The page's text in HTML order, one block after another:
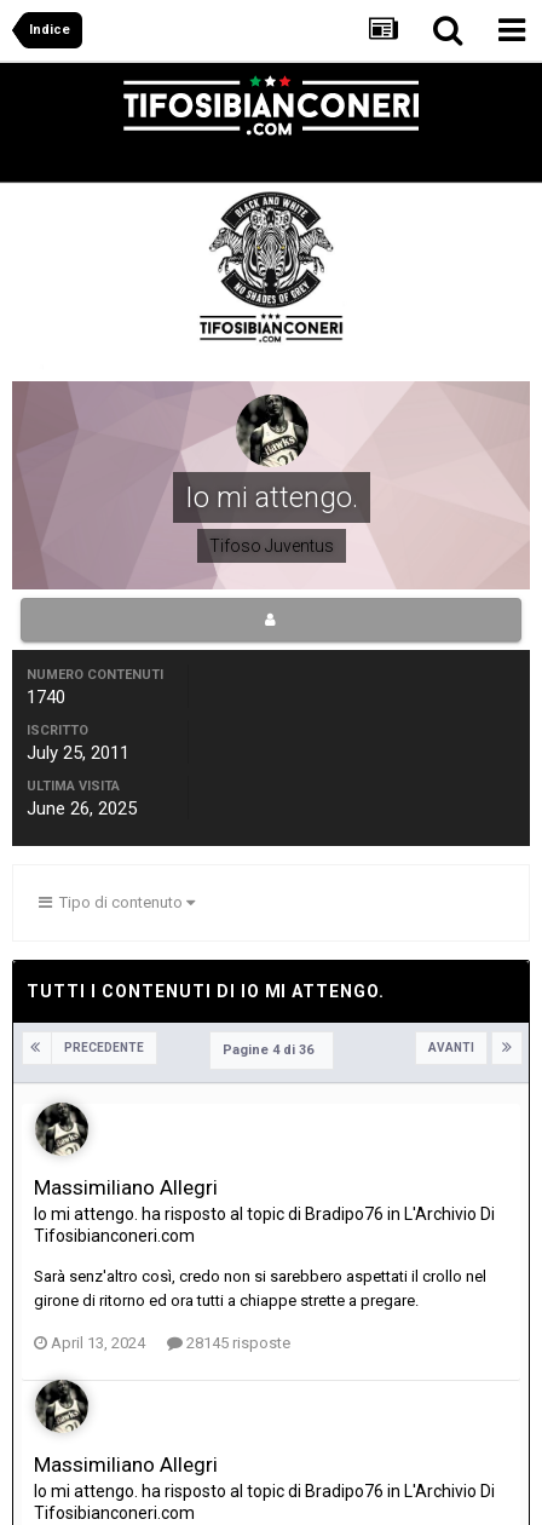
Indice
Io mi attengo.
Tifoso Juventus
NUMERO CONTENUTI
1740
ISCRITTO
July 25, 2011
ULTIMA VISITA
June 26, 2025
Tipo di contenuto
TUTTI I CONTENUTI DI IO MI ATTENGO.
PRECEDENTE AVANTI
Pagine 4 di 36
Massimiliano Allegri
Io mi attengo. ha risposto al topic di Bradipo76 in L'Archivio Di
Tifosibianconeri.com
Sarà senz'altro così, credo non si sarebbero aspettati il crollo nel
girone di ritorno ed ora tutti a chiappe strette a pregare.
April 13, 2024 28145 risposte
Massimiliano Allegri
Io mi attengo. ha risposto al topic di Bradipo76 in L'Archivio Di
Tifosibianconeri.com